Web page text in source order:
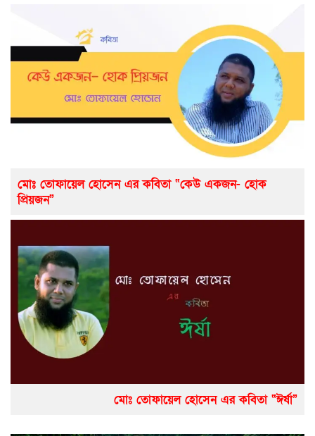
মোঃ তোফায়েল হোসেন এর কবিতা “কেউ একজন- হোক
প্রিয়জন”
মোঃ তোফায়েল হোসেন এর কবিতা “ঈর্ষা”